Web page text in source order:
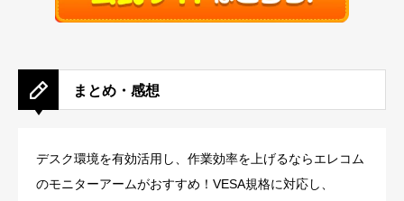
まとめ・感想
デスク環境を有効活用し、作業効率を上げるならエレコム
のモニターアームがおすすめ！VESA規格に対応し、